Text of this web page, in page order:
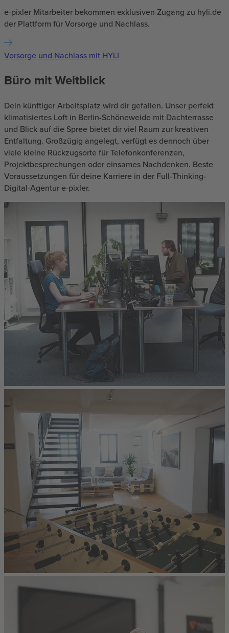
e-pixler Mitarbeiter bekommen exklusiven Zugang zu hyli.de
der Plattform für Vorsorge und Nachlass.
Vorsorge und Nachlass mit HYLI
Büro mit Weitblick
Dein künftiger Arbeitsplatz wird dir gefallen. Unser perfekt
klimatisiertes Loft in Berlin-Schöneweide mit Dachterrasse
und Blick auf die Spree bietet dir viel Raum zur kreativen
Entfaltung. Großzügig angelegt, verfügt es dennoch über
viele kleine Rückzugsorte für Telefonkonferenzen,
Projektbesprechungen oder einsames Nachdenken. Beste
Voraussetzungen für deine Karriere in der Full-Thinking-
Digital-Agentur e-pixler.